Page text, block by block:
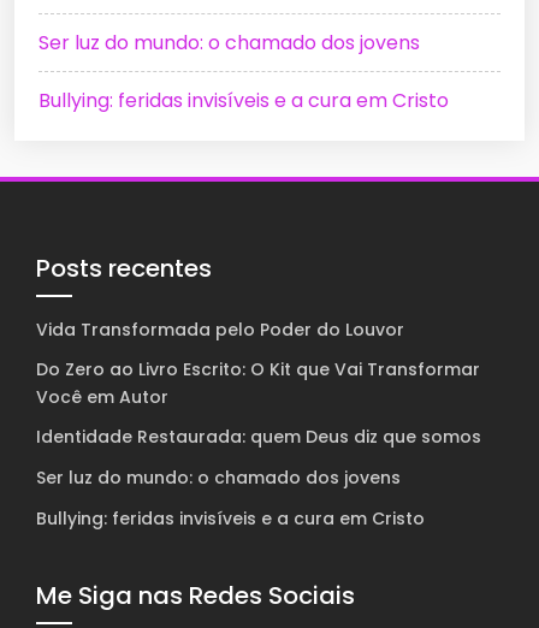
Ser luz do mundo: o chamado dos jovens
Bullying: feridas invisíveis e a cura em Cristo
Posts recentes
Vida Transformada pelo Poder do Louvor
Do Zero ao Livro Escrito: O Kit que Vai Transformar
Você em Autor
Identidade Restaurada: quem Deus diz que somos
Ser luz do mundo: o chamado dos jovens
Bullying: feridas invisíveis e a cura em Cristo
Me Siga nas Redes Sociais